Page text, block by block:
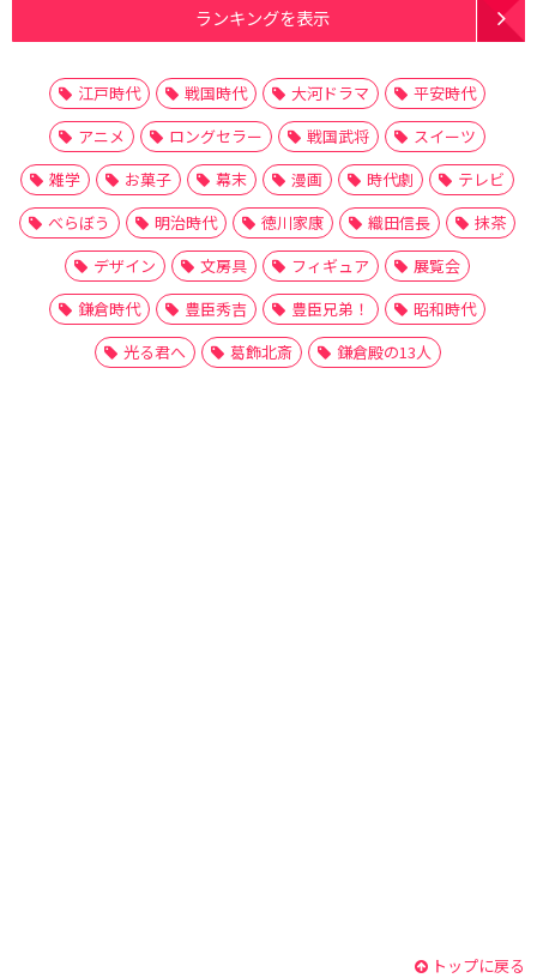
ランキングを表示
江戸時代 戦国時代 大河ドラマ
平安時代
アニメ
ロングセラー 戦国武将
スイーツ
雑学
お菓子 幕末 漫画 時代劇
テレビ
べらぼう
明治時代 徳川家康 織田信長
抹茶
デザイン
文房具 フィギュア
展覧会
鎌倉時代
豊臣秀吉 豊臣兄弟！
昭和時代
光る君へ
葛飾北斎 鎌倉殿の13人
トップに戻る